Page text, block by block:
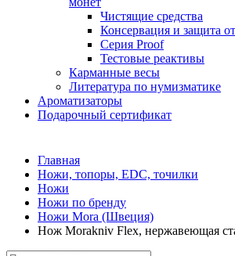
Чистящие средства
Консервация и защита
Серия Proof
Тестовые реактивы
Карманные весы
Литература по нумизматике
Ароматизаторы
Подарочный сертификат
Главная
Ножи, топоры, EDC, точилки
Ножи
Ножи по бренду
Ножи Mora (Швеция)
Нож Morakniv Flex, нержавеющая